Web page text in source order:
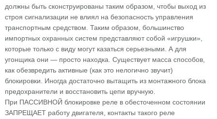
должны быть сконструированы таким образом, чтобы выход из
строя сигнализации не влиял на безопасность управления
транспортным средством. Таким образом, большинство
импортных охранных систем представляют собой «игрушки»,
которые только с виду могут казаться серьезными. А для
угонщика они — просто находка. Существует масса способов,
как обезвредить активные (как это нелогично звучит)
блокировки. Иногда достаточно вытащить из монтажного блока
предохранители и восстановить цепи вручную.
При ПАССИВНОЙ блокировке реле в обесточенном состоянии
ЗАПРЕЩАЕТ работу двигателя, контакты такого реле